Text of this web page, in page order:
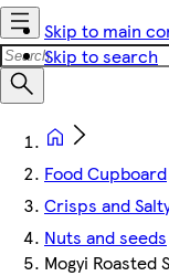
Skip to main
Skip to search
Food Cupboard
Crisps and
Nuts and seeds
Mogyi Roasted